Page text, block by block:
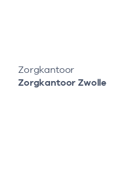
Zorgkantoor
Zorgkantoor Zwolle